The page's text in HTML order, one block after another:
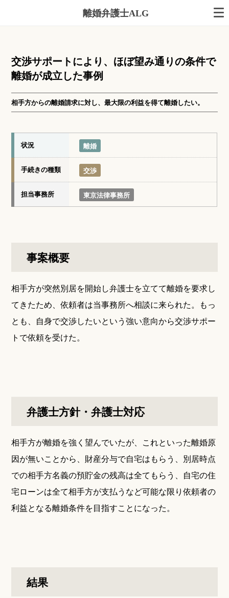
離婚弁護士ALG
交渉サポートにより、ほぼ望み通りの条件で
離婚が成立した事例
相手方からの離婚請求に対し、最大限の利益を得て離婚したい。
状況 離婚
手続きの種類 交渉
担当事務所 東京法律事務所
事案概要
相手方が突然別居を開始し弁護士を立てて離婚を要求し
てきたため、依頼者は当事務所へ相談に来られた。もっ
とも、自身で交渉したいという強い意向から交渉サポー
トで依頼を受けた。
弁護士方針・弁護士対応
相手方が離婚を強く望んでいたが、これといった離婚原
因が無いことから、財産分与で自宅はもらう、別居時点
での相手方名義の預貯金の残高は全てもらう、自宅の住
宅ローンは全て相手方が支払うなど可能な限り依頼者の
利益となる離婚条件を目指すことになった。
結果